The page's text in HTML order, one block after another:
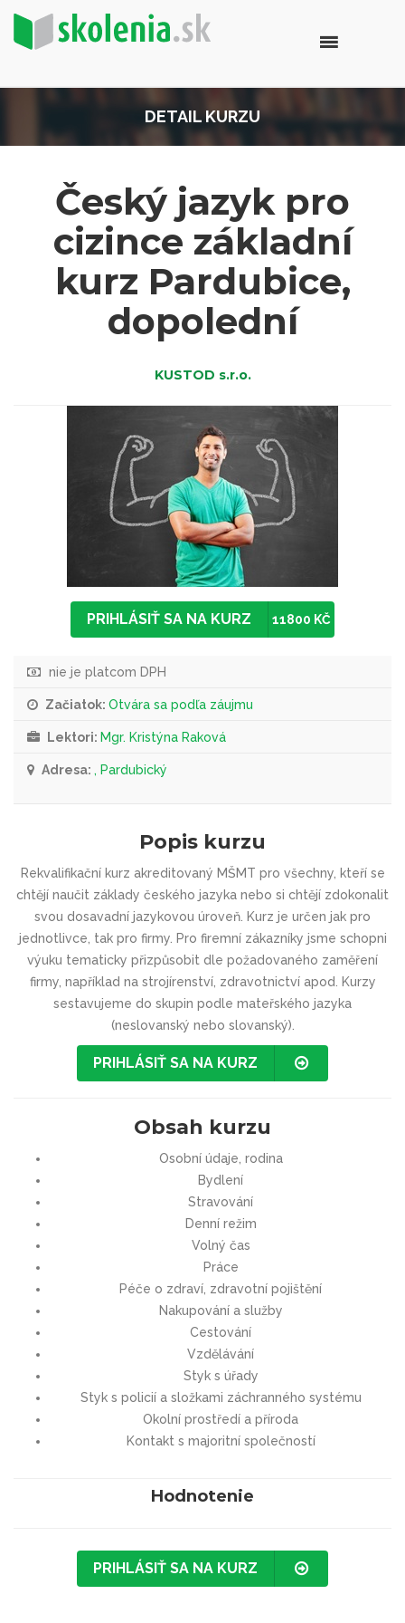
DETAIL KURZU
Český jazyk pro
cizince základní
kurz Pardubice,
dopolední
KUSTOD s.r.o.
PRIHLÁSIŤ SA NA KURZ 11800 KČ
nie je platcom DPH
Začiatok: Otvára sa podľa záujmu
Lektori: Mgr. Kristýna Raková
Adresa: , Pardubický
Popis kurzu
Rekvalifikační kurz akreditovaný MŠMT pro všechny, kteří se
chtějí naučit základy českého jazyka nebo si chtějí zdokonalit
svou dosavadní jazykovou úroveň. Kurz je určen jak pro
jednotlivce, tak pro firmy. Pro firemní zákazníky jsme schopni
výuku tematicky přizpůsobit dle požadovaného zaměření
firmy, například na strojírenství, zdravotnictví apod. Kurzy
sestavujeme do skupin podle mateřského jazyka
(neslovanský nebo slovanský).
PRIHLÁSIŤ SA NA KURZ
Obsah kurzu
Osobní údaje, rodina
Bydlení
Stravování
Denní režim
Volný čas
Práce
Péče o zdraví, zdravotní pojištění
Nakupování a služby
Cestování
Vzdělávání
Styk s úřady
Styk s policií a složkami záchranného systému
Okolní prostředí a příroda
Kontakt s majoritní společností
Hodnotenie
PRIHLÁSIŤ SA NA KURZ